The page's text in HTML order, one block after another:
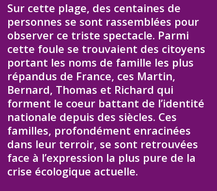
Sur cette plage, des centaines de
personnes se sont rassemblées pour
observer ce triste spectacle. Parmi
cette foule se trouvaient des citoyens
portant les noms de famille les plus
répandus de France, ces Martin,
Bernard, Thomas et Richard qui
forment le coeur battant de l’identité
nationale depuis des siècles. Ces
familles, profondément enracinées
dans leur terroir, se sont retrouvées
face à l’expression la plus pure de la
crise écologique actuelle.